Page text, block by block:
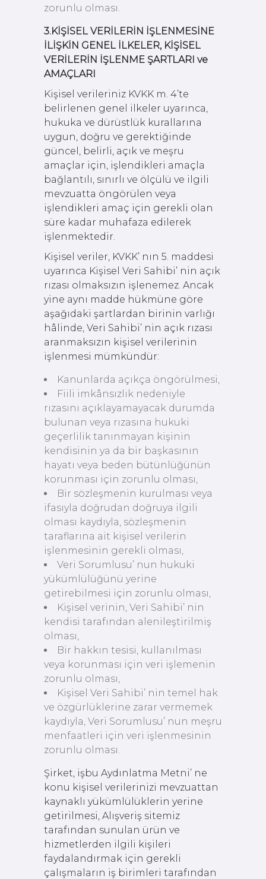
zorunlu olması.
3.KİŞİSEL VERİLERİN İŞLENMESİNE
İLİŞKİN GENEL İLKELER, KİŞİSEL
VERİLERİN İŞLENME ŞARTLARI ve
AMAÇLARI
Kişisel verileriniz KVKK m. 4’te
belirlenen genel ilkeler uyarınca,
hukuka ve dürüstlük kurallarına
uygun, doğru ve gerektiğinde
güncel, belirli, açık ve meşru
amaçlar için, işlendikleri amaçla
bağlantılı, sınırlı ve ölçülü ve ilgili
mevzuatta öngörülen veya
işlendikleri amaç için gerekli olan
süre kadar muhafaza edilerek
işlenmektedir.
Kişisel veriler, KVKK’ nın 5. maddesi
uyarınca Kişisel Veri Sahibi’ nin açık
rızası olmaksızın işlenemez. Ancak
yine aynı madde hükmüne göre
aşağıdaki şartlardan birinin varlığı
hâlinde, Veri Sahibi’ nin açık rızası
aranmaksızın kişisel verilerinin
işlenmesi mümkündür:
Kanunlarda açıkça öngörülmesi,
Fiili imkânsızlık nedeniyle
rızasını açıklayamayacak durumda
bulunan veya rızasına hukuki
geçerlilik tanınmayan kişinin
kendisinin ya da bir başkasının
hayatı veya beden bütünlüğünün
korunması için zorunlu olması,
Bir sözleşmenin kurulması veya
ifasıyla doğrudan doğruya ilgili
olması kaydıyla, sözleşmenin
taraflarına ait kişisel verilerin
işlenmesinin gerekli olması,
Veri Sorumlusu’ nun hukuki
yükümlülüğünü yerine
getirebilmesi için zorunlu olması,
Kişisel verinin, Veri Sahibi’ nin
kendisi tarafından alenileştirilmiş
olması,
Bir hakkın tesisi, kullanılması
veya korunması için veri işlemenin
zorunlu olması,
Kişisel Veri Sahibi’ nin temel hak
ve özgürlüklerine zarar vermemek
kaydıyla, Veri Sorumlusu’ nun meşru
menfaatleri için veri işlenmesinin
zorunlu olması.
Şirket, işbu Aydınlatma Metni’ ne
konu kişisel verilerinizi mevzuattan
kaynaklı yükümlülüklerin yerine
getirilmesi, Alışveriş sitemiz
tarafından sunulan ürün ve
hizmetlerden ilgili kişileri
faydalandırmak için gerekli
çalışmaların iş birimleri tarafından